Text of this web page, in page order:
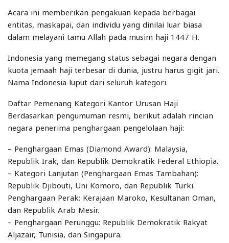
Acara ini memberikan pengakuan kepada berbagai
entitas, maskapai, dan individu yang dinilai luar biasa
dalam melayani tamu Allah pada musim haji 1447 H.
Indonesia yang memegang status sebagai negara dengan
kuota jemaah haji terbesar di dunia, justru harus gigit jari.
Nama Indonesia luput dari seluruh kategori.
Daftar Pemenang Kategori Kantor Urusan Haji
Berdasarkan pengumuman resmi, berikut adalah rincian
negara penerima penghargaan pengelolaan haji:
– Penghargaan Emas (Diamond Award): Malaysia,
Republik Irak, dan Republik Demokratik Federal Ethiopia.
– Kategori Lanjutan (Penghargaan Emas Tambahan):
Republik Djibouti, Uni Komoro, dan Republik Turki.
Penghargaan Perak: Kerajaan Maroko, Kesultanan Oman,
dan Republik Arab Mesir.
– Penghargaan Perunggu: Republik Demokratik Rakyat
Aljazair, Tunisia, dan Singapura.